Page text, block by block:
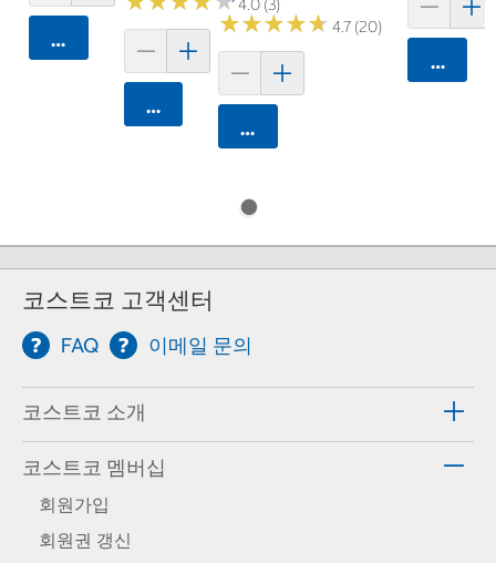
카트에 담기
4.0 (3)
카트에 담기
★★★★★
★★★★★ 4.7 (20)
카트에 담기
카트에
코스트코 고객센터
FAQ 이메일 문의
코스트코 소개
코스트코 멤버십
회원가입
회원권 갱신